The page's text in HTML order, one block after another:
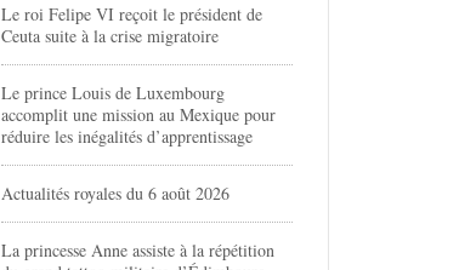
Le roi Felipe VI reçoit le président de
Ceuta suite à la crise migratoire
Le prince Louis de Luxembourg
accomplit une mission au Mexique pour
réduire les inégalités d’apprentissage
Actualités royales du 6 août 2026
La princesse Anne assiste à la répétition